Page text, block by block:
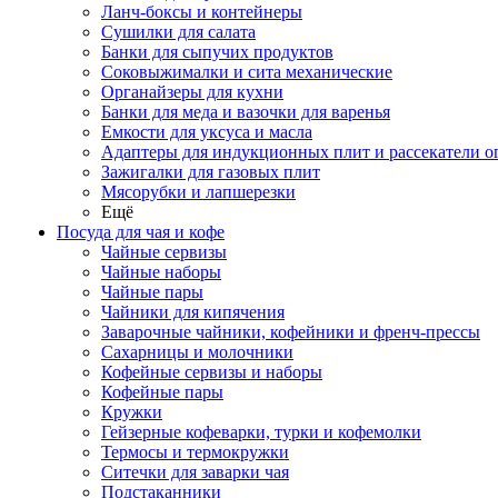
Ланч-боксы и контейнеры
Сушилки для салата
Банки для сыпучих продуктов
Соковыжималки и сита механические
Органайзеры для кухни
Банки для меда и вазочки для варенья
Емкости для уксуса и масла
Адаптеры для индукционных плит и рассекатели
Зажигалки для газовых плит
Мясорубки и лапшерезки
Ещё
Посуда для чая и кофе
Чайные сервизы
Чайные наборы
Чайные пары
Чайники для кипячения
Заварочные чайники, кофейники и френч-прессы
Сахарницы и молочники
Кофейные сервизы и наборы
Кофейные пары
Кружки
Гейзерные кофеварки, турки и кофемолки
Термосы и термокружки
Ситечки для заварки чая
Подстаканники